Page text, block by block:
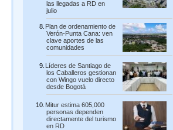
las llegadas a RD en
julio
Plan de ordenamiento de
Verón-Punta Cana: ven
clave aportes de las
comunidades
Líderes de Santiago de
los Caballeros gestionan
con Wingo vuelo directo
desde Bogotá
Mitur estima 605,000
personas dependen
directamente del turismo
en RD